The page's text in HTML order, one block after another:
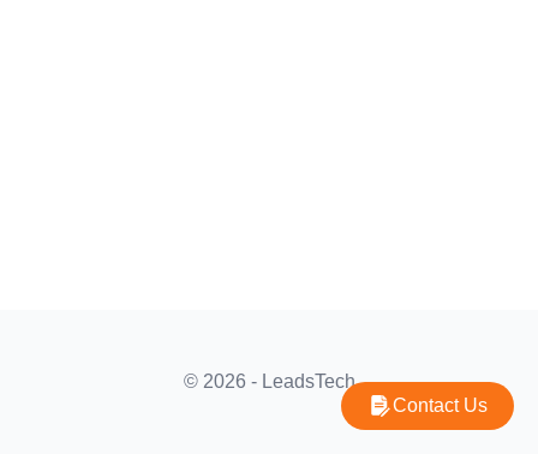
© 2026 - LeadsTech
Contact Us